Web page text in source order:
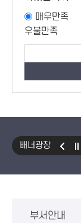
매우만족
우불만족
배너광장
부서안내